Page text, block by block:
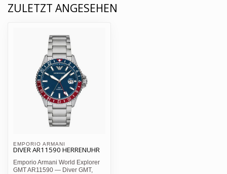
ZULETZT ANGESEHEN
EMPORIO ARMANI
DIVER AR11590 HERRENUHR
Emporio Armani World Explorer
GMT AR11590 — Diver GMT,